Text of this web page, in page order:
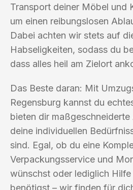
Transport deiner Möbel und
um einen reibungslosen
Dabei achten wir stets auf
Habseligkeiten, sodass du
dass alles heil am Zielort
Das Beste daran: Mit
Regensburg kannst du
bieten dir
deine individuellen
sind. Egal, ob du eine
Verpackungsservice und
wünschst oder lediglich
benötigst – wir finden für